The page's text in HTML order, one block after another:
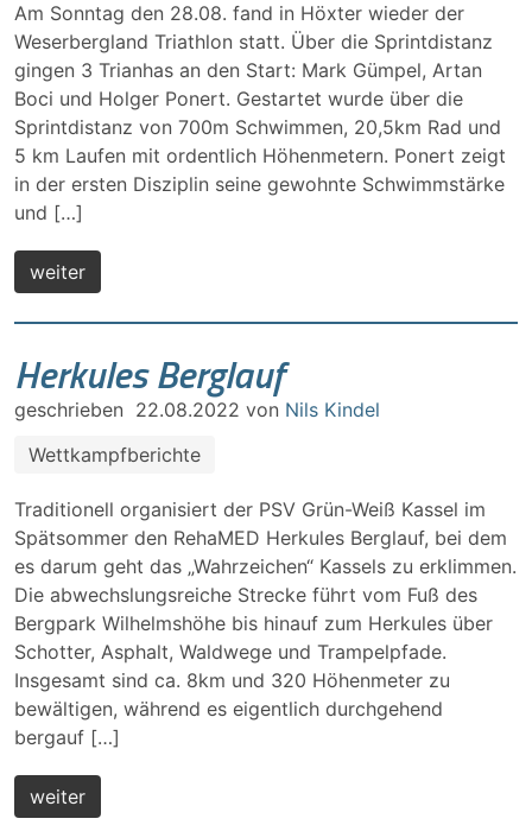
Am Sonntag den 28.08. fand in Höxter wieder der
Weserbergland Triathlon statt. Über die Sprintdistanz
gingen 3 Trianhas an den Start: Mark Gümpel, Artan
Boci und Holger Ponert. Gestartet wurde über die
Sprintdistanz von 700m Schwimmen, 20,5km Rad und
5 km Laufen mit ordentlich Höhenmetern. Ponert zeigt
in der ersten Disziplin seine gewohnte Schwimmstärke
und […]
weiter
Herkules Berglauf
geschrieben 22.08.2022 von Nils Kindel
Wettkampfberichte
Traditionell organisiert der PSV Grün-Weiß Kassel im
Spätsommer den RehaMED Herkules Berglauf, bei dem
es darum geht das „Wahrzeichen“ Kassels zu erklimmen.
Die abwechslungsreiche Strecke führt vom Fuß des
Bergpark Wilhelmshöhe bis hinauf zum Herkules über
Schotter, Asphalt, Waldwege und Trampelpfade.
Insgesamt sind ca. 8km und 320 Höhenmeter zu
bewältigen, während es eigentlich durchgehend
bergauf […]
weiter